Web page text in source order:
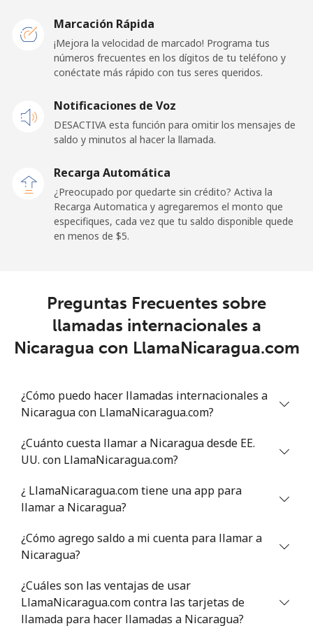
Línea fija ⁦61.9¢⁩ 16 min por ⁦$10⁩
⁦66.9¢⁩ 14 min por ⁦$10⁩
New Zealand
Celular ⁦9.9¢⁩
Nicaragua
Niger
Celular ⁦65.5¢⁩ 15 min por ⁦$10⁩
Celular ⁦22.5¢⁩ ⁦50¢⁩
Niue
All
country
⁦299.9¢⁩
Marcación Rápida
¡Mejora la velocidad de marcado! Programa tus
números frecuentes en los dígitos de tu teléfono y
conéctate más rápido con tus seres queridos.
Notificaciones de Voz
DESACTIVA esta función para omitir los mensajes de
saldo y minutos al hacer la llamada.
Recarga Automática
¿Preocupado por quedarte sin crédito? Activa la
Recarga Automatica y agregaremos el monto que
especifiques, cada vez que tu saldo disponible quede
en menos de ⁦$5⁩.
Preguntas Frecuentes sobre
llamadas internacionales a
Nicaragua con LlamaNicaragua.com
¿Cómo puedo hacer llamadas internacionales a
Nicaragua con LlamaNicaragua.com?
¿Cuánto cuesta llamar a Nicaragua desde EE.
UU. con LlamaNicaragua.com?
¿ LlamaNicaragua.com tiene una app para
llamar a Nicaragua?
¿Cómo agrego saldo a mi cuenta para llamar a
Nicaragua?
¿Cuáles son las ventajas de usar
LlamaNicaragua.com contra las tarjetas de
llamada para hacer llamadas a Nicaragua?